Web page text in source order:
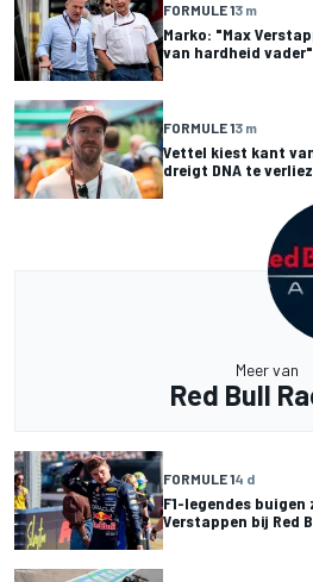
FORMULE 13 m
Marko: "Max
van hardheid vader"
FORMULE 13 m
Vettel kiest kant
dreigt DNA te
Meer van
Red Bull
FORMULE 14 d
F1-legendes
Verstappen bij Red